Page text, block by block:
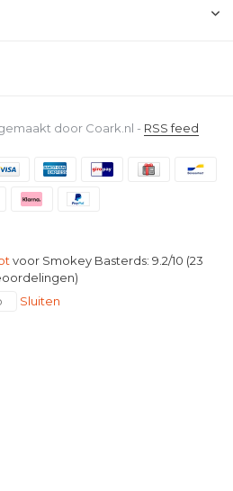
door Coark.nl - RSS feed
voor Smokey Basterds: 9.2/10 (23
Sluiten